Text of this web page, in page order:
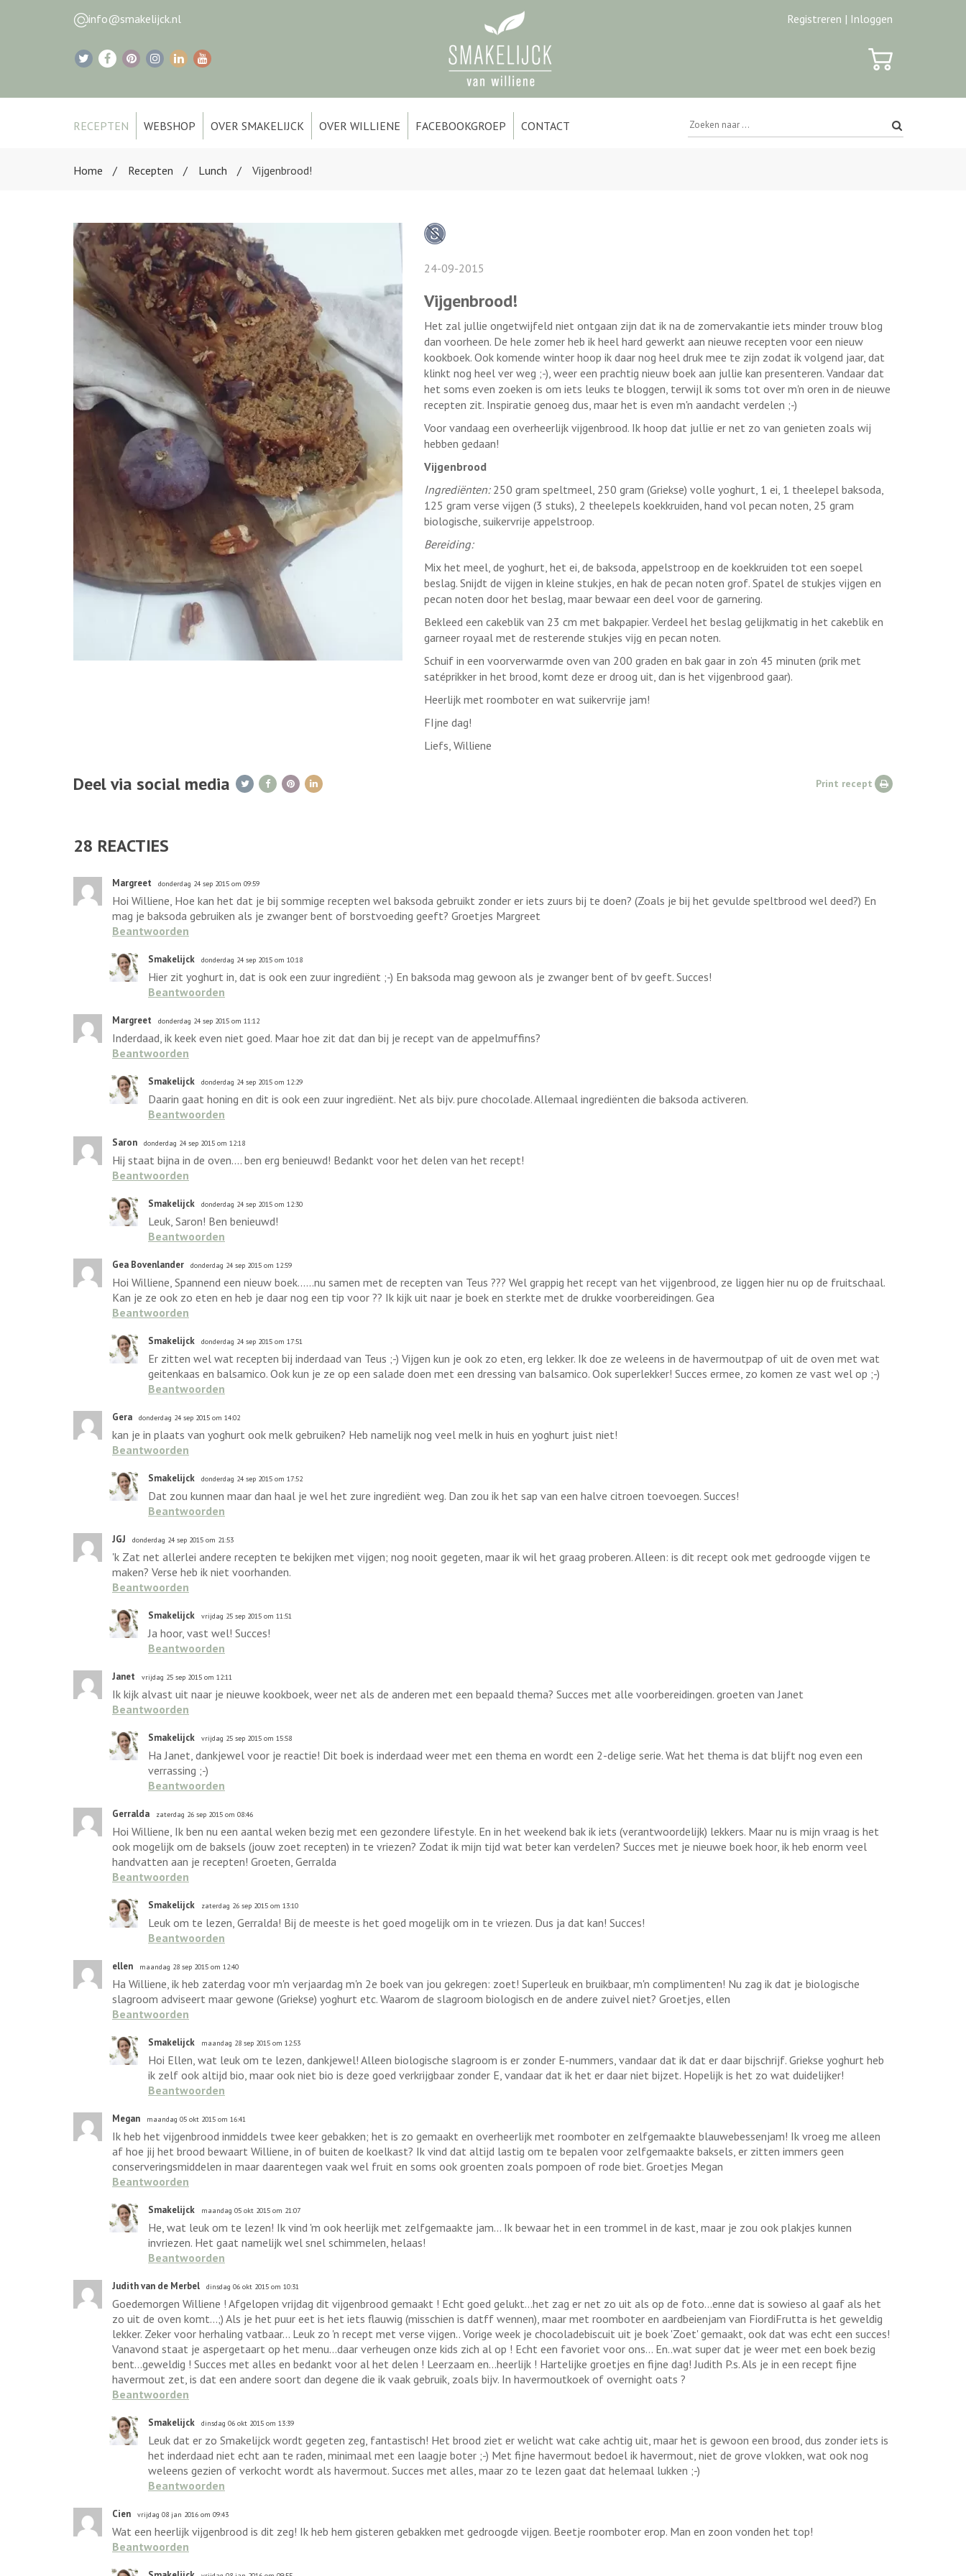
info@smakelijck.nl Registreren | Inloggen
RECEPTEN WEBSHOP OVER SMAKELIJCK OVER WILLIENE FACEBOOKGROEP CONTACT
Home Recepten Lunch Vijgenbrood!
24-09-2015
Vijgenbrood!
Het zal jullie ongetwijfeld niet ontgaan zijn dat ik na de zomervakantie iets minder trouw blog
dan voorheen. De hele zomer heb ik heel hard gewerkt aan nieuwe recepten voor een nieuw
kookboek. Ook komende winter hoop ik daar nog heel druk mee te zijn zodat ik volgend jaar, dat
klinkt nog heel ver weg ;-), weer een prachtig nieuw boek aan jullie kan presenteren. Vandaar dat
het soms even zoeken is om iets leuks te bloggen, terwijl ik soms tot over m'n oren in de nieuwe
recepten zit. Inspiratie genoeg dus, maar het is even m'n aandacht verdelen ;-)
Voor vandaag een overheerlijk vijgenbrood. Ik hoop dat jullie er net zo van genieten zoals wij
hebben gedaan!
Vijgenbrood
Ingrediënten:250 gram speltmeel, 250 gram (Griekse) volle yoghurt, 1 ei, 1 theelepel baksoda,
125 gram verse vijgen (3 stuks), 2 theelepels koekkruiden, hand vol pecan noten, 25 gram
biologische, suikervrije appelstroop.
Bereiding:
Mix het meel, de yoghurt, het ei, de baksoda, appelstroop en de koekkruiden tot een soepel
beslag. Snijdt de vijgen in kleine stukjes, en hak de pecan noten grof. Spatel de stukjes vijgen en
pecan noten door het beslag, maar bewaar een deel voor de garnering.
Bekleed een cakeblik van 23 cm met bakpapier. Verdeel het beslag gelijkmatig in het cakeblik en
garneer royaal met de resterende stukjes vijg en pecan noten.
Schuif in een voorverwarmde oven van 200 graden en bak gaar in zo’n 45 minuten (prik met
satéprikker in het brood, komt deze er droog uit, dan is het vijgenbrood gaar).
Heerlijk met roomboter en wat suikervrije jam!
FIjne dag!
Liefs, Williene
Deel via social media Print recept
28 REACTIES
Margreet donderdag 24 sep 2015 om 09:59
Hoi Williene, Hoe kan het dat je bij sommige recepten wel baksoda gebruikt zonder er iets zuurs bij te doen? (Zoals je bij het gevulde speltbrood wel deed?) En
mag je baksoda gebruiken als je zwanger bent of borstvoeding geeft? Groetjes Margreet
Beantwoorden
Smakelijck donderdag 24 sep 2015 om 10:18
Hier zit yoghurt in, dat is ook een zuur ingrediënt ;-) En baksoda mag gewoon als je zwanger bent of bv geeft. Succes!
Beantwoorden
Margreet donderdag 24 sep 2015 om 11:12
Inderdaad, ik keek even niet goed. Maar hoe zit dat dan bij je recept van de appelmuffins?
Beantwoorden
Smakelijck donderdag 24 sep 2015 om 12:29
Daarin gaat honing en dit is ook een zuur ingrediënt. Net als bijv. pure chocolade. Allemaal ingrediënten die baksoda activeren.
Beantwoorden
Saron donderdag 24 sep 2015 om 12:18
Hij staat bijna in de oven.... ben erg benieuwd! Bedankt voor het delen van het recept!
Beantwoorden
Smakelijck donderdag 24 sep 2015 om 12:30
Leuk, Saron! Ben benieuwd!
Beantwoorden
Gea Bovenlander donderdag 24 sep 2015 om 12:59
Hoi Williene, Spannend een nieuw boek......nu samen met de recepten van Teus ??? Wel grappig het recept van het vijgenbrood, ze liggen hier nu op de fruitschaal.
Kan je ze ook zo eten en heb je daar nog een tip voor ?? Ik kijk uit naar je boek en sterkte met de drukke voorbereidingen. Gea
Beantwoorden
Smakelijck donderdag 24 sep 2015 om 17:51
Er zitten wel wat recepten bij inderdaad van Teus ;-) Vijgen kun je ook zo eten, erg lekker. Ik doe ze weleens in de havermoutpap of uit de oven met wat
geitenkaas en balsamico. Ook kun je ze op een salade doen met een dressing van balsamico. Ook superlekker! Succes ermee, zo komen ze vast wel op ;-)
Beantwoorden
Gera donderdag 24 sep 2015 om 14:02
kan je in plaats van yoghurt ook melk gebruiken? Heb namelijk nog veel melk in huis en yoghurt juist niet!
Beantwoorden
Smakelijck donderdag 24 sep 2015 om 17:52
Dat zou kunnen maar dan haal je wel het zure ingrediënt weg. Dan zou ik het sap van een halve citroen toevoegen. Succes!
Beantwoorden
JGJ donderdag 24 sep 2015 om 21:53
'k Zat net allerlei andere recepten te bekijken met vijgen; nog nooit gegeten, maar ik wil het graag proberen. Alleen: is dit recept ook met gedroogde vijgen te
maken? Verse heb ik niet voorhanden.
Beantwoorden
Smakelijck vrijdag 25 sep 2015 om 11:51
Ja hoor, vast wel! Succes!
Beantwoorden
Janet vrijdag 25 sep 2015 om 12:11
Ik kijk alvast uit naar je nieuwe kookboek, weer net als de anderen met een bepaald thema? Succes met alle voorbereidingen. groeten van Janet
Beantwoorden
Smakelijck vrijdag 25 sep 2015 om 15:58
Ha Janet, dankjewel voor je reactie! Dit boek is inderdaad weer met een thema en wordt een 2-delige serie. Wat het thema is dat blijft nog even een
verrassing ;-)
Beantwoorden
Gerralda zaterdag 26 sep 2015 om 08:46
Hoi Williene, Ik ben nu een aantal weken bezig met een gezondere lifestyle. En in het weekend bak ik iets (verantwoordelijk) lekkers. Maar nu is mijn vraag is het
ook mogelijk om de baksels (jouw zoet recepten) in te vriezen? Zodat ik mijn tijd wat beter kan verdelen? Succes met je nieuwe boek hoor, ik heb enorm veel
handvatten aan je recepten! Groeten, Gerralda
Beantwoorden
Smakelijck zaterdag 26 sep 2015 om 13:10
Leuk om te lezen, Gerralda! Bij de meeste is het goed mogelijk om in te vriezen. Dus ja dat kan! Succes!
Beantwoorden
ellen maandag 28 sep 2015 om 12:40
Ha Williene, ik heb zaterdag voor m'n verjaardag m'n 2e boek van jou gekregen: zoet! Superleuk en bruikbaar, m'n complimenten! Nu zag ik dat je biologische
slagroom adviseert maar gewone (Griekse) yoghurt etc. Waarom de slagroom biologisch en de andere zuivel niet? Groetjes, ellen
Beantwoorden
Smakelijck maandag 28 sep 2015 om 12:53
Hoi Ellen, wat leuk om te lezen, dankjewel! Alleen biologische slagroom is er zonder E-nummers, vandaar dat ik dat er daar bijschrijf. Griekse yoghurt heb
ik zelf ook altijd bio, maar ook niet bio is deze goed verkrijgbaar zonder E, vandaar dat ik het er daar niet bijzet. Hopelijk is het zo wat duidelijker!
Beantwoorden
Megan maandag 05 okt 2015 om 16:41
Ik heb het vijgenbrood inmiddels twee keer gebakken; het is zo gemaakt en overheerlijk met roomboter en zelfgemaakte blauwebessenjam! Ik vroeg me alleen
af hoe jij het brood bewaart Williene, in of buiten de koelkast? Ik vind dat altijd lastig om te bepalen voor zelfgemaakte baksels, er zitten immers geen
conserveringsmiddelen in maar daarentegen vaak wel fruit en soms ook groenten zoals pompoen of rode biet. Groetjes Megan
Beantwoorden
Smakelijck maandag 05 okt 2015 om 21:07
He, wat leuk om te lezen! Ik vind 'm ook heerlijk met zelfgemaakte jam... Ik bewaar het in een trommel in de kast, maar je zou ook plakjes kunnen
invriezen. Het gaat namelijk wel snel schimmelen, helaas!
Beantwoorden
Judith van de Merbel dinsdag 06 okt 2015 om 10:31
Goedemorgen Williene ! Afgelopen vrijdag dit vijgenbrood gemaakt ! Echt goed gelukt...het zag er net zo uit als op de foto...enne dat is sowieso al gaaf als het
zo uit de oven komt...;) Als je het puur eet is het iets flauwig (misschien is datff wennen), maar met roomboter en aardbeienjam van FiordiFrutta is het geweldig
lekker. Zeker voor herhaling vatbaar... Leuk zo 'n recept met verse vijgen.. Vorige week je chocoladebiscuit uit je boek 'Zoet' gemaakt, ook dat was echt een succes!
Vanavond staat je aspergetaart op het menu...daar verheugen onze kids zich al op ! Echt een favoriet voor ons... En..wat super dat je weer met een boek bezig
bent...geweldig ! Succes met alles en bedankt voor al het delen ! Leerzaam en...heerlijk ! Hartelijke groetjes en fijne dag! Judith P.s. Als je in een recept fijne
havermout zet, is dat een andere soort dan degene die ik vaak gebruik, zoals bijv. In havermoutkoek of overnight oats ?
Beantwoorden
Smakelijck dinsdag 06 okt 2015 om 13:39
Leuk dat er zo Smakelijck wordt gegeten zeg, fantastisch! Het brood ziet er welicht wat cake achtig uit, maar het is gewoon een brood, dus zonder iets is
het inderdaad niet echt aan te raden, minimaal met een laagje boter ;-) Met fijne havermout bedoel ik havermout, niet de grove vlokken, wat ook nog
weleens gezien of verkocht wordt als havermout. Succes met alles, maar zo te lezen gaat dat helemaal lukken ;-)
Beantwoorden
Cien vrijdag 08 jan 2016 om 09:43
Wat een heerlijk vijgenbrood is dit zeg! Ik heb hem gisteren gebakken met gedroogde vijgen. Beetje roomboter erop. Man en zoon vonden het top!
Beantwoorden